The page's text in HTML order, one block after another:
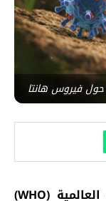
فيروس هانتا
(
WHO
)